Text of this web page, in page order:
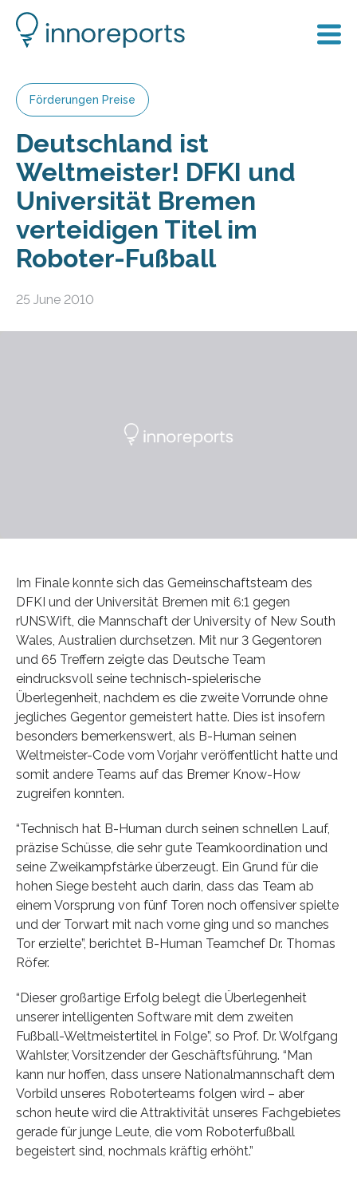
Förderungen Preise
Deutschland ist
Weltmeister! DFKI und
Universität Bremen
verteidigen Titel im
Roboter-Fußball
25 June 2010
Im Finale konnte sich das Gemeinschaftsteam des
DFKI und der Universität Bremen mit 6:1 gegen
rUNSWift, die Mannschaft der University of New South
Wales, Australien durchsetzen. Mit nur 3 Gegentoren
und 65 Treffern zeigte das Deutsche Team
eindrucksvoll seine technisch-spielerische
Überlegenheit, nachdem es die zweite Vorrunde ohne
jegliches Gegentor gemeistert hatte. Dies ist insofern
besonders bemerkenswert, als B-Human seinen
Weltmeister-Code vom Vorjahr veröffentlicht hatte und
somit andere Teams auf das Bremer Know-How
zugreifen konnten.
“Technisch hat B-Human durch seinen schnellen Lauf,
präzise Schüsse, die sehr gute Teamkoordination und
seine Zweikampfstärke überzeugt. Ein Grund für die
hohen Siege besteht auch darin, dass das Team ab
einem Vorsprung von fünf Toren noch offensiver spielte
und der Torwart mit nach vorne ging und so manches
Tor erzielte”, berichtet B-Human Teamchef Dr. Thomas
Röfer.
“Dieser großartige Erfolg belegt die Überlegenheit
unserer intelligenten Software mit dem zweiten
Fußball-Weltmeistertitel in Folge”, so Prof. Dr. Wolfgang
Wahlster, Vorsitzender der Geschäftsführung. “Man
kann nur hoffen, dass unsere Nationalmannschaft dem
Vorbild unseres Roboterteams folgen wird – aber
schon heute wird die Attraktivität unseres Fachgebietes
gerade für junge Leute, die vom Roboterfußball
begeistert sind, nochmals kräftig erhöht.”